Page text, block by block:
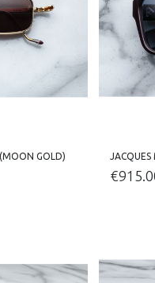
GOLD) JACQUES
€